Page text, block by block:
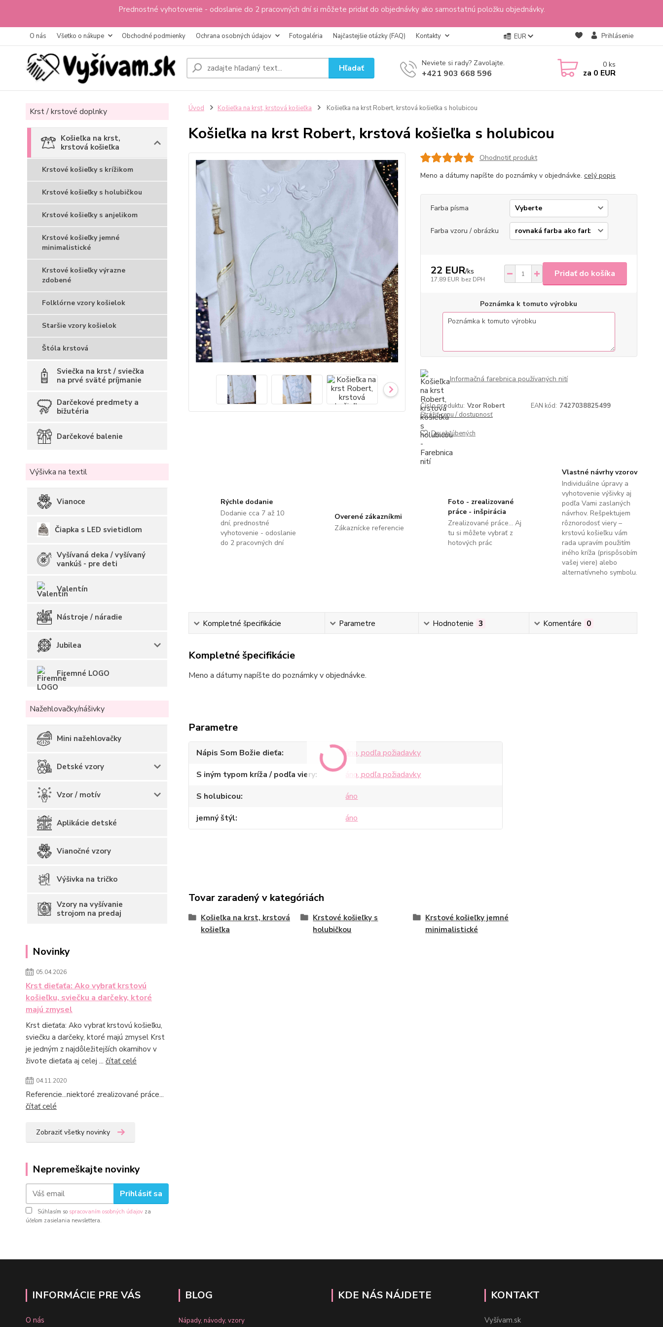
Prednostné vyhotovenie - odoslanie do 2 pracovných dní si môžete pridať do objednávky ako samostatnú položku objednávky.
O nás Všetko o nákupe Obchodné podmienky Ochrana osobných údajov Fotogaléria Najčastejšie otázky (FAQ) Kontakty EUR Prihlásenie
Hľadať Neviete si rady? Zavolajte.
+421 903 668 596
0 ks
za 0 EUR
Krst / krstové doplnky
Košieľka na krst,
krstová košieľka
Krstové košieľky s krížikom
Krstové košieľky s holubičkou
Krstové košieľky s anjelikom
Krstové košieľky jemné
minimalistické
Krstové košieľky výrazne
zdobené
Folklórne vzory košielok
Staršie vzory košielok
Štóla krstová
Sviečka na krst / sviečka
na prvé sväté príjmanie
Darčekové predmety a
bižutéria
Darčekové balenie
Výšivka na textil
Vianoce
Čiapka s LED svietidlom
Vyšívaná deka / vyšívaný
vankúš - pre deti
Valentín
Nástroje / náradie
Jubilea
Firemné LOGO
Nažehlovačky/nášivky
Mini nažehlovačky
Detské vzory
Vzor / motív
Aplikácie detské
Vianočné vzory
Výšivka na tričko
Vzory na vyšívanie
strojom na predaj
Novinky
05.04.2026
Krst dieťaťa: Ako vybrať krstovú
košieľku, sviečku a darčeky, ktoré
majú zmysel
Krst dieťaťa: Ako vybrať krstovú košieľku,
sviečku a darčeky, ktoré majú zmysel Krst
je jedným z najdôležitejších okamihov v
živote dieťaťa aj celej ... čítať celé
04.11.2020
Referencie...niektoré zrealizované práce...
čítať celé
Zobraziť všetky novinky
Nepremeškajte novinky
Prihlásiť sa
Súhlasím so spracovaním osobných údajov za
účelom zasielania newslettera.
Úvod Košieľka na krst, krstová košieľka Košieľka na krst Robert, krstová košieľka s holubicou
Košieľka na krst Robert, krstová košieľka s holubicou
Ohodnotiť produkt
Meno a dátumy napíšte do poznámky v objednávke. celý popis
Farba písma
Farba vzoru / obrázku
22 EUR/ks
17,89 EUR bez DPH
Pridať do košíka
Poznámka k tomuto výrobku
Informačná farebnica používaných nití
Číslo produktu: Vzor Robert EAN kód: 7427038825499
Strážiť cenu / dostupnosť
Do obľúbených
Rýchle dodanie
Dodanie cca 7 až 10
dní, prednostné
vyhotovenie - odoslanie
do 2 pracovných dní
Overené zákazníkmi
Zákaznícke referencie
Foto - zrealizované
práce - inšpirácia
Zrealizované práce... Aj
tu si môžete vybrať z
hotových prác
Vlastné návrhy vzorov
Individuálne úpravy a
vyhotovenie výšivky aj
podľa Vami zaslaných
návrhov. Rešpektujem
rôznorodosť viery –
krstovú košieľku vám
rada upravím použitím
iného kríža (prispôsobím
vašej viere) alebo
alternatívneho symbolu.
Kompletné špecifikácie Parametre Hodnotenie 3 Komentáre 0
Kompletné špecifikácie
Meno a dátumy napíšte do poznámky v objednávke.
Parametre
Nápis Som Božie dieťa
áno, podľa požiadavky
S iným typom kríža / podľa viery
áno, podľa požiadavky
S holubicou
áno
jemný štýl
áno
Tovar zaradený v kategóriách
Košieľka na krst, krstová
košieľka
Krstové košieľky s
holubičkou
Krstové košieľky jemné
minimalistické
INFORMÁCIE PRE VÁS
O nás
BLOG
Nápady, návody, vzory
KDE NÁS NÁJDETE KONTAKT
Vyšívam.sk